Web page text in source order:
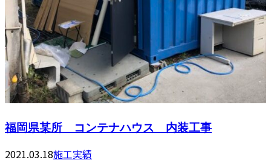
福岡県某所 コンテナハウス 内装工事
2021.03.18施工実績